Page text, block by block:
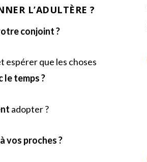
L’ADULTÈRE ?
conjoint ?
espérer que les choses
le temps ?
adopter ?
vos proches ?